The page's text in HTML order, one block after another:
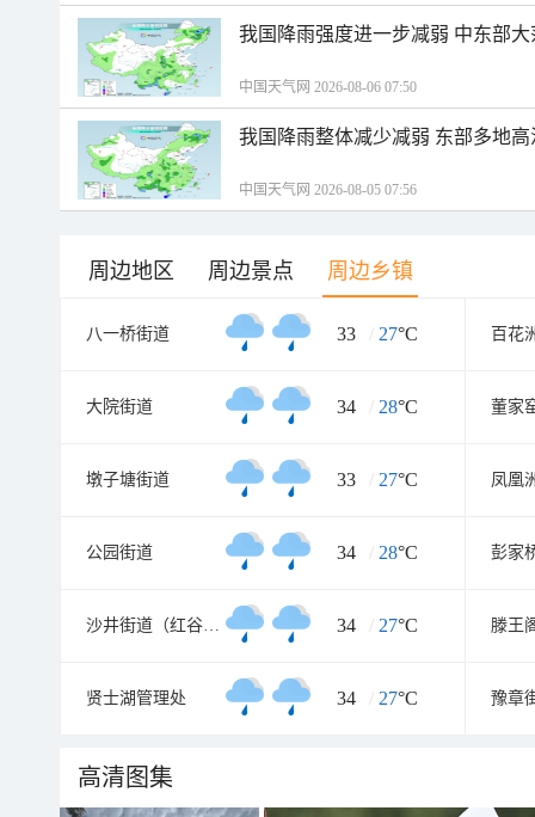
我国降雨强度进一步减弱 中东部
中国天气网 2026-08-06 07:50
我国降雨整体减少减弱 东部多地
中国天气网 2026-08-05 07:56
周边地区 周边景点 周边乡镇
八一桥街道 33 / 27°C 百花
大院街道 34 / 28°C 董家
墩子塘街道 33 / 27°C
公园街道 34 / 28°C 彭家
沙井街道（红谷滩新区） 34 / 27°C 滕王
贤士湖管理处 34 / 27°C 豫章
高清图集